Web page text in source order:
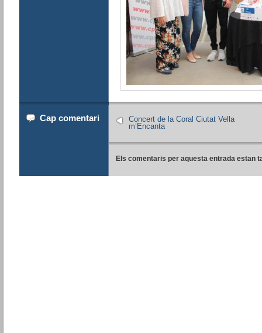
Cap comentari
Concert de la Coral Ciutat Vella
m’Encanta
Els comentaris per aquesta entrada estan